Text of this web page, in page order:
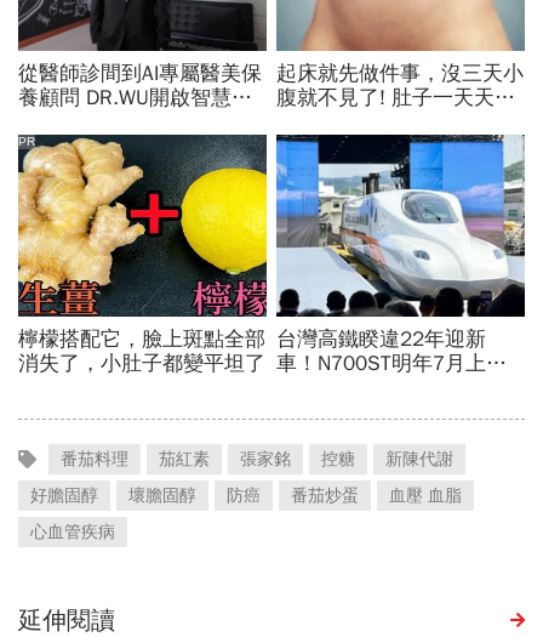
番茄料理 茄紅素 張家銘 控糖
新陳代謝
好膽固醇
壞膽固醇 防癌 番茄炒蛋
血壓 血脂
心血管疾病
延伸閱讀